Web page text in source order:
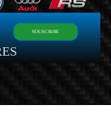
SOUSCRIRE